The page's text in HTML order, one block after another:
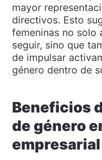
mayor
directivos. Esto
femeninas no solo
seguir, sino que
de impulsar
género dentro de
Beneficios
de género
empresarial